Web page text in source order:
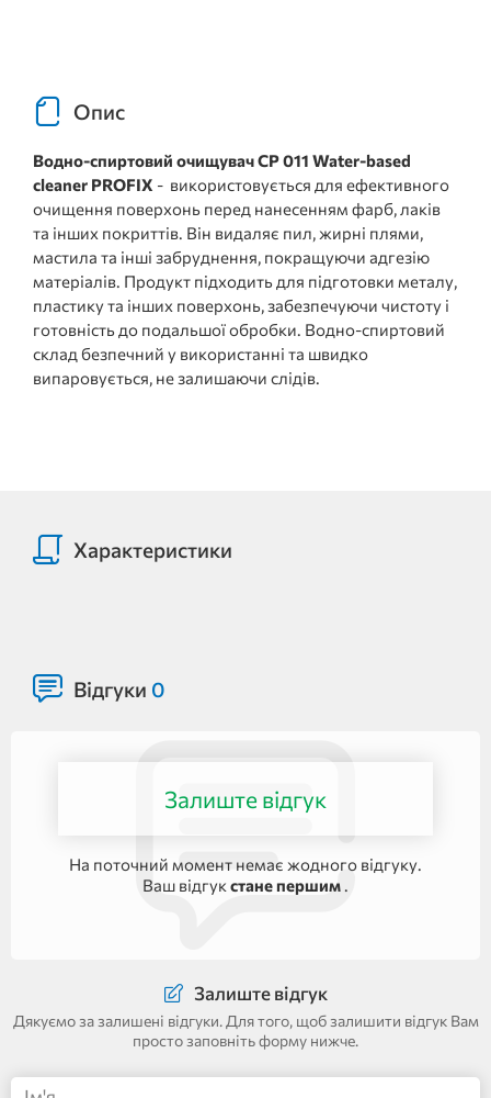
Опис
Водно-спиртовий очищувач СР 011 Water-based
cleaner PROFIX - використовується для ефективного
очищення поверхонь перед нанесенням фарб, лаків
та інших покриттів. Він видаляє пил, жирні плями,
мастила та інші забруднення, покращуючи адгезію
матеріалів. Продукт підходить для підготовки металу,
пластику та інших поверхонь, забезпечуючи чистоту і
готовність до подальшої обробки. Водно-спиртовий
склад безпечний у використанні та швидко
випаровується, не залишаючи слідів.
Характеристики
Відгуки 0
Залиште відгук
На поточний момент немає жодного відгуку.
Ваш відгук стане першим .
Залиште відгук
Дякуємо за залишені відгуки. Для того, щоб залишити відгук Вам
просто заповніть форму нижче.